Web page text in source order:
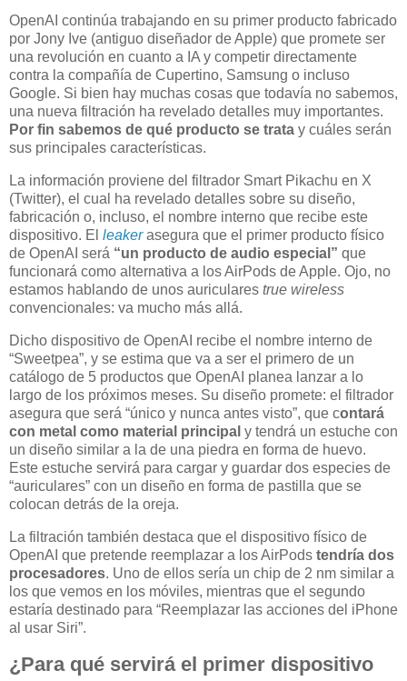
OpenAI continúa trabajando en su primer producto fabricado
por Jony Ive (antiguo diseñador de Apple) que promete ser
una revolución en cuanto a IA y competir directamente
contra la compañía de Cupertino, Samsung o incluso
Google. Si bien hay muchas cosas que todavía no sabemos,
una nueva filtración ha revelado detalles muy importantes.
Por fin sabemos de qué producto se trata y cuáles serán
sus principales características.
La información proviene del filtrador Smart Pikachu en X
(Twitter), el cual ha revelado detalles sobre su diseño,
fabricación o, incluso, el nombre interno que recibe este
dispositivo. El leakerasegura que el primer producto físico
de OpenAI será “un producto de audio especial” que
funcionará como alternativa a los AirPods de Apple. Ojo, no
estamos hablando de unos auriculares true wireless
convencionales: va mucho más allá.
Dicho dispositivo de OpenAI recibe el nombre interno de
“Sweetpea”, y se estima que va a ser el primero de un
catálogo de 5 productos que OpenAI planea lanzar a lo
largo de los próximos meses. Su diseño promete: el filtrador
asegura que será “único y nunca antes visto”, que contará
con metal como material principal y tendrá un estuche con
un diseño similar a la de una piedra en forma de huevo.
Este estuche servirá para cargar y guardar dos especies de
“auriculares” con un diseño en forma de pastilla que se
colocan detrás de la oreja.
La filtración también destaca que el dispositivo físico de
OpenAI que pretende reemplazar a los AirPods tendría dos
procesadores. Uno de ellos sería un chip de 2 nm similar a
los que vemos en los móviles, mientras que el segundo
estaría destinado para “Reemplazar las acciones del iPhone
al usar Siri”.
¿Para qué servirá el primer dispositivo